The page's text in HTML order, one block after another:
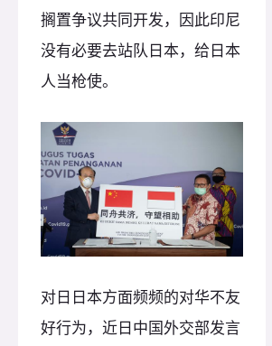
搁置争议共同开发，因此印尼
没有必要去站队日本，给日本
人当枪使。
对日日本方面频频的对华不友
好行为，近日中国外交部发言